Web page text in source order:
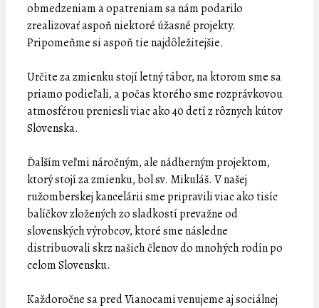
obmedzeniam a opatreniam sa nám podarilo
zrealizovať aspoň niektoré úžasné projekty.
Pripomeňme si aspoň tie najdôležitejšie.
Určite za zmienku stojí letný tábor, na ktorom sme sa
priamo podieľali, a počas ktorého sme rozprávkovou
atmosférou preniesli viac ako 40 detí z rôznych kútov
Slovenska.
Ďalším veľmi náročným, ale nádherným projektom,
ktorý stojí za zmienku, bol sv. Mikuláš. V našej
ružomberskej kancelárii sme pripravili viac ako tisíc
balíčkov zložených zo sladkostí prevažne od
slovenských výrobcov, ktoré sme následne
distribuovali skrz našich členov do mnohých rodín po
celom Slovensku.
Každoročne sa pred Vianocami venujeme aj sociálnej